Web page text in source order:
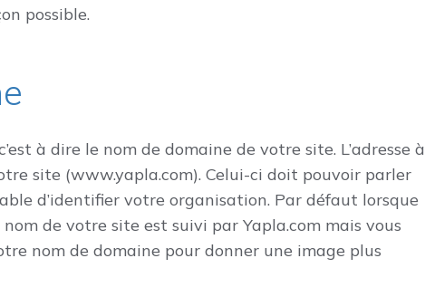
possible.
à dire le nom de domaine de votre site. L’adresse à
site (www.yapla.com). Celui-ci doit pouvoir parler
d’identifier votre organisation. Par défaut lorsque
de votre site est suivi par Yapla.com mais vous
nom de domaine pour donner une image plus